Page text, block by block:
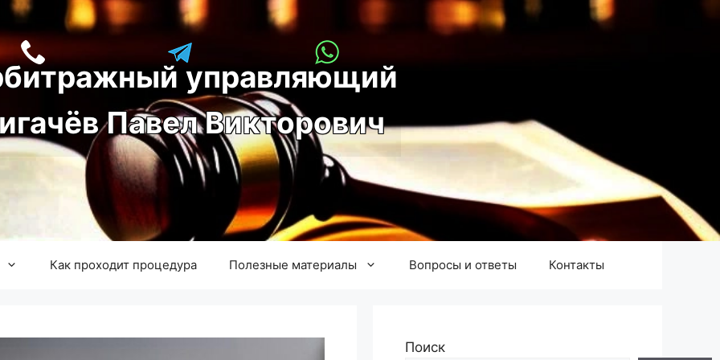
управляющий
игачёв Павел Викторович
Как проходит процедура Полезные материалы Вопросы и ответы Контакты
Поиск